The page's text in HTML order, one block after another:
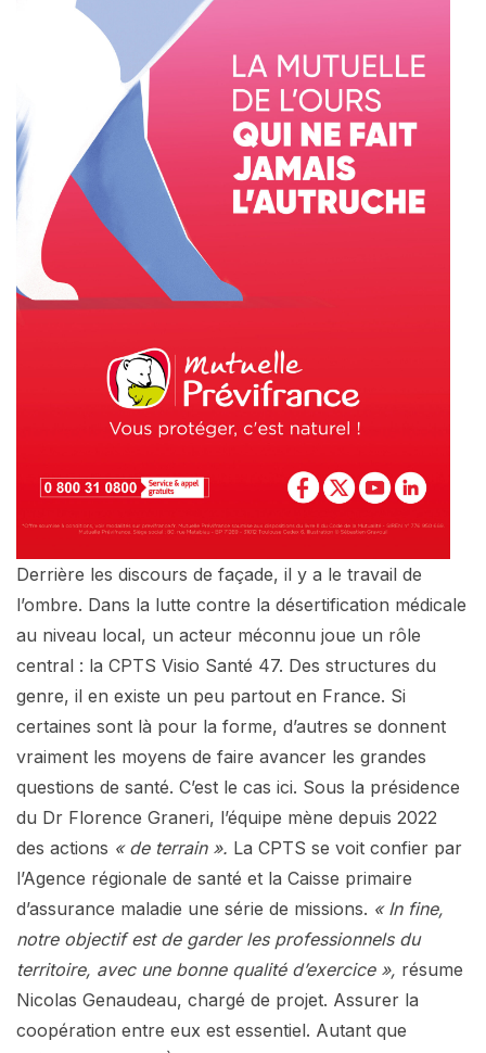
Derrière les discours de façade, il y a le travail de
l’ombre. Dans la lutte contre la désertification médicale
au niveau local, un acteur méconnu joue un rôle
central : la CPTS Visio Santé 47. Des structures du
genre, il en existe un peu partout en France. Si
certaines sont là pour la forme, d’autres se donnent
vraiment les moyens de faire avancer les grandes
questions de santé. C’est le cas ici. Sous la présidence
du Dr Florence Graneri, l’équipe mène depuis 2022
des actions « de terrain ». La CPTS se voit confier par
l’Agence régionale de santé et la Caisse primaire
d’assurance maladie une série de missions. « In fine,
notre objectif est de garder les professionnels du
territoire, avec une bonne qualité d’exercice », résume
Nicolas Genaudeau, chargé de projet. Assurer la
coopération entre eux est essentiel. Autant que